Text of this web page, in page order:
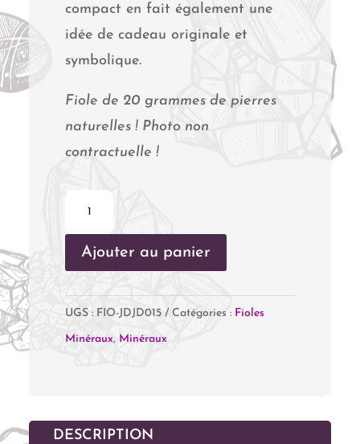
compact en fait également une
idée de cadeau originale et
symbolique.
Fiole de 20 grammes de pierres
naturelles ! Photo non
contractuelle !
Fiole
Jadéïte
Ajouter au panier
UGS : FIO-JDJD015 Catégories : Fioles
Minéraux, Minéraux
DESCRIPTION